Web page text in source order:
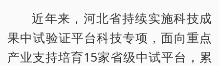
近年来，河北省持续实施科技成
果中试验证平台科技专项，面向重点
产业支持培育15家省级中试平台，累